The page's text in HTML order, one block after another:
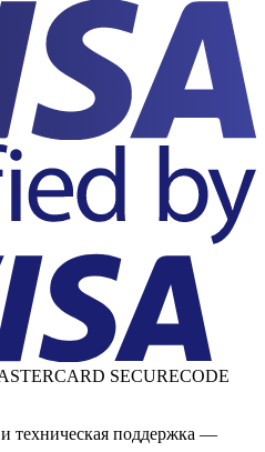
и техническая поддержка —